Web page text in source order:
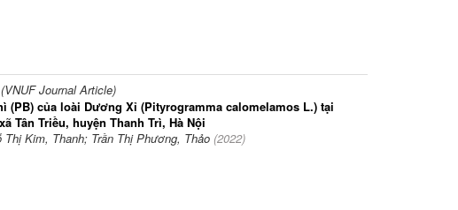
Journal Article)
(PB) của loài Dương Xỉ (Pityrogramma calomelamos L.) tại
Tân Triều, huyện Thanh Trì, Hà Nội
Kim, Thanh; Trần Thị Phương, Thảo (2022)